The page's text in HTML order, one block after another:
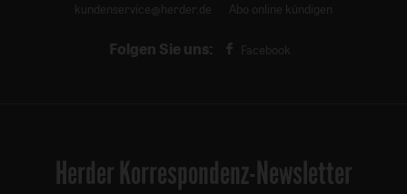
kundenservice@herder.de
Abo online kündigen
Folgen Sie uns: Facebook
Herder Korrespondenz-Newsletter